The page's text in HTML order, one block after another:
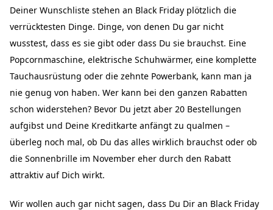
Deiner Wunschliste stehen an Black Friday plötzlich die
verrücktesten Dinge. Dinge, von denen Du gar nicht
wusstest, dass es sie gibt oder dass Du sie brauchst. Eine
Popcornmaschine, elektrische Schuhwärmer, eine komplette
Tauchausrüstung oder die zehnte Powerbank, kann man ja
nie genug von haben. Wer kann bei den ganzen Rabatten
schon widerstehen? Bevor Du jetzt aber 20 Bestellungen
aufgibst und Deine Kreditkarte anfängt zu qualmen –
überleg noch mal, ob Du das alles wirklich brauchst oder ob
die Sonnenbrille im November eher durch den Rabatt
attraktiv auf Dich wirkt.
Wir wollen auch gar nicht sagen, dass Du Dir an Black Friday